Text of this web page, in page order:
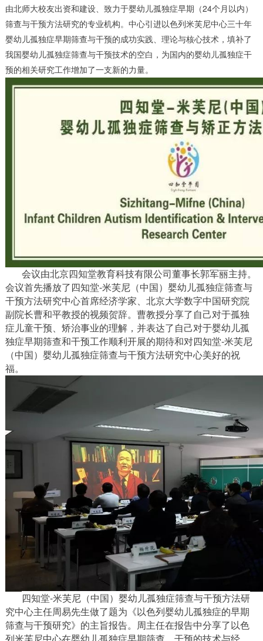
由北师大校友出资和建设、致力于婴幼儿孤独症早期（24个月以内）
筛查与干预方法研究的专业机构。中心引进以色列米芙尼中心三十年
婴幼儿孤独症早期筛查与干预的成功实践、理论与核心技术，填补了
我国婴幼儿孤独症筛查与干预技术的空白，为国内的婴幼儿孤独症干
预的相关研究工作增加了一支新的力量。
会议由北京四知堂教育科技有限公司董事长郭军丽主持。
会议首先播放了四知堂-米芙尼（中国）婴幼儿孤独症筛查与
干预方法研究中心首席经济学家、北京大学数字中国研究院
副院长曹和平教授的视频贺辞。曹教授分享了自己对于孤独
症儿童干预、矫治事业的理解，并表达了自己对于婴幼儿孤
独症早期筛查和干预工作顺利开展的期待和对四知堂-米芙尼
（中国）婴幼儿孤独症筛查与干预方法研究中心美好的祝
福。
四知堂-米芙尼（中国）婴幼儿孤独症筛查与干预方法研
究中心主任周易先生做了题为《以色列婴幼儿孤独症的早期
筛查与干预研究》的主旨报告。周主任在报告中分享了以色